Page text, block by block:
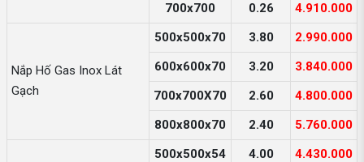
700x700
0.26 4.910.000
Nắp Hố Gas Inox Lát
Gạch
500x500x70 3.80
2.990.000
600x600x70
3.20
3.840.000
700x700X70
2.60
4.800.000
800x800x70
2.40 5.760.000
500x500x54 4.00
4.430.000